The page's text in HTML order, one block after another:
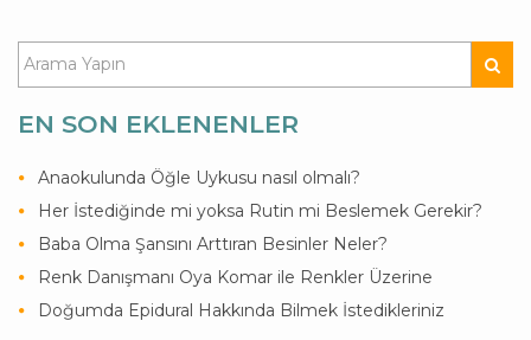
EN SON EKLENENLER
Anaokulunda Öğle Uykusu nasıl olmalı?
Her İstediğinde mi yoksa Rutin mi Beslemek Gerekir?
Baba Olma Şansını Arttıran Besinler Neler?
Renk Danışmanı Oya Komar ile Renkler Üzerine
Doğumda Epidural Hakkında Bilmek İstedikleriniz